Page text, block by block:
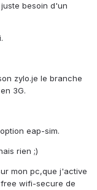
besoin d'un
zylo.je le branche
3G.
eap-sim.
rien ;)
mon pc,que j'active
wifi-secure de